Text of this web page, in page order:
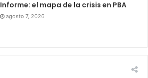
Informe: el mapa de la crisis en PBA
agosto 7, 2026